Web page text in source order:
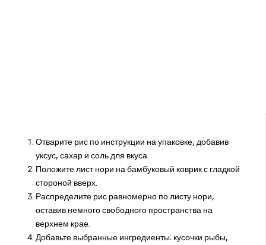
Отварите рис по инструкции на упаковке, добавив
уксус, сахар и соль для вкуса.
Положите лист нори на бамбуковый коврик с гладкой
стороной вверх.
Распределите рис равномерно по листу нори,
оставив немного свободного пространства на
верхнем крае.
Добавьте выбранные ингредиенты: кусочки рыбы,